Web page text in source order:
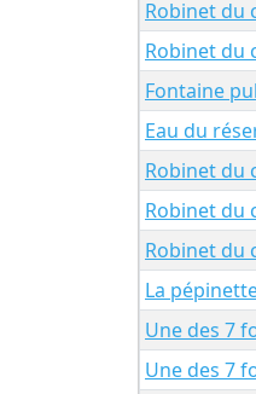
Robinet du
Robinet du
Fontaine
Eau du
Robinet du
Robinet du
Robinet du
La
Une des 7
Une des 7